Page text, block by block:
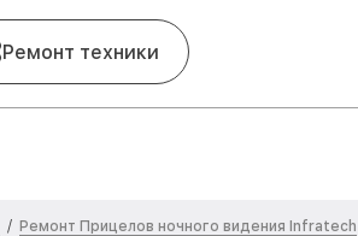
Ремонт техники
/ Ремонт Прицелов ночного видения Infratech